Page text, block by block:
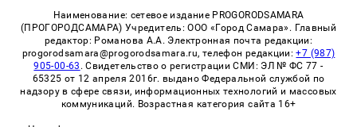
Наименование: сетевое издание PROGORODSAMARA
(ПРОГОРОДСАМАРА) Учредитель: ООО «Город Самара». Главный
редактор: Романова А.А. Электронная почта редакции:
progorodsamara@progorodsamara.ru, телефон редакции:+7 (987)
905-00-63 . Свидетельство о регистрации СМИ: ЭЛ № ФС 77 -
65325 от 12 апреля 2016г. выдано Федеральной службой по
надзору в сфере связи, информационных технологий и массовых
коммуникаций. Возрастная категория сайта 16+